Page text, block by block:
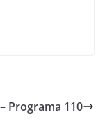
Programa 110